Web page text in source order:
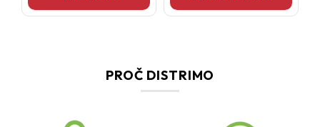
PROČ DISTRIMO